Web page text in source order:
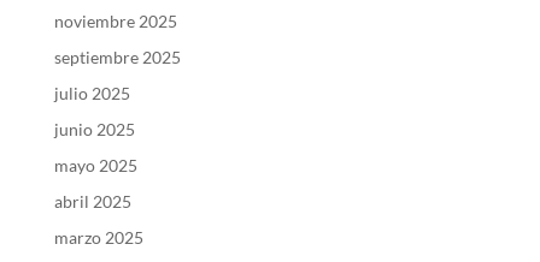
noviembre 2025
septiembre 2025
julio 2025
junio 2025
mayo 2025
abril 2025
marzo 2025